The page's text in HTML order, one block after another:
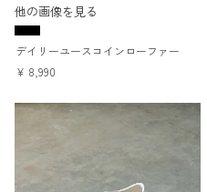
他の画像を見る
デイリーユースコインローファー
¥ 8,990